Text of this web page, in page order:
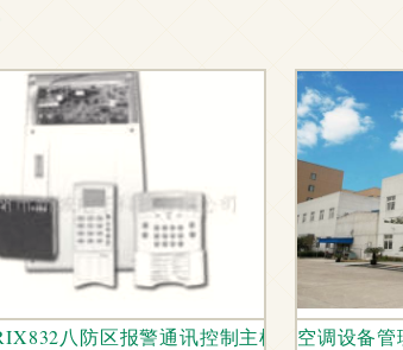
的基石八防区报警通讯控制主机产品解析 守
空调设备